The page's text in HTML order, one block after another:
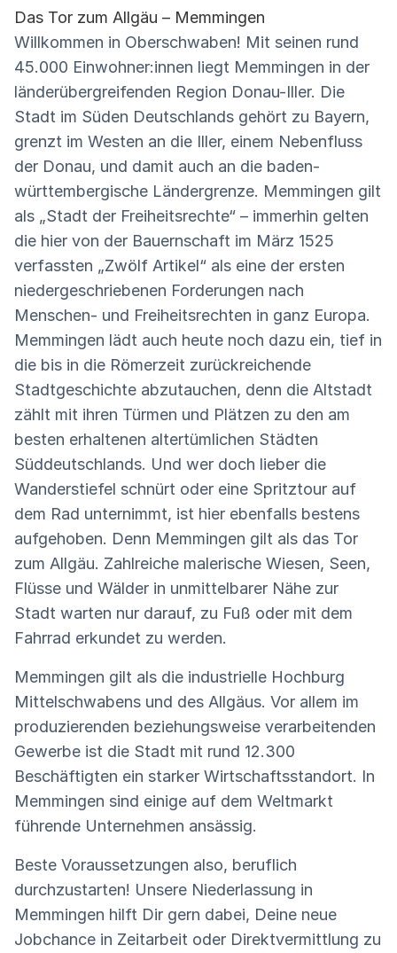
Das Tor zum Allgäu – Memmingen
Willkommen in Oberschwaben! Mit seinen rund
45.000 Einwohner:innen liegt Memmingen in der
länderübergreifenden Region Donau-Iller. Die
Stadt im Süden Deutschlands gehört zu Bayern,
grenzt im Westen an die Iller, einem Nebenfluss
der Donau, und damit auch an die baden-
württembergische Ländergrenze. Memmingen gilt
als „Stadt der Freiheitsrechte“ – immerhin gelten
die hier von der Bauernschaft im März 1525
verfassten „Zwölf Artikel“ als eine der ersten
niedergeschriebenen Forderungen nach
Menschen- und Freiheitsrechten in ganz Europa.
Memmingen lädt auch heute noch dazu ein, tief in
die bis in die Römerzeit zurückreichende
Stadtgeschichte abzutauchen, denn die Altstadt
zählt mit ihren Türmen und Plätzen zu den am
besten erhaltenen altertümlichen Städten
Süddeutschlands. Und wer doch lieber die
Wanderstiefel schnürt oder eine Spritztour auf
dem Rad unternimmt, ist hier ebenfalls bestens
aufgehoben. Denn Memmingen gilt als das Tor
zum Allgäu. Zahlreiche malerische Wiesen, Seen,
Flüsse und Wälder in unmittelbarer Nähe zur
Stadt warten nur darauf, zu Fuß oder mit dem
Fahrrad erkundet zu werden.
Memmingen gilt als die industrielle Hochburg
Mittelschwabens und des Allgäus. Vor allem im
produzierenden beziehungsweise verarbeitenden
Gewerbe ist die Stadt mit rund 12.300
Beschäftigten ein starker Wirtschaftsstandort. In
Memmingen sind einige auf dem Weltmarkt
führende Unternehmen ansässig.
Beste Voraussetzungen also, beruflich
durchzustarten! Unsere Niederlassung in
Memmingen hilft Dir gern dabei, Deine neue
Jobchance in Zeitarbeit oder Direktvermittlung zu